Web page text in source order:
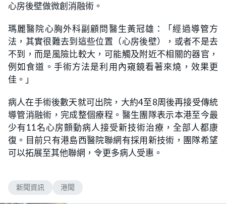
心房後壁做微創消融術。
瑪麗醫院心胸外科副顧問醫生黃冠雄：「經過導管方
法，其實很難去到這些位置（心房後壁），或者不是去
不到，而是風險比較大，可能觸及附近不相關的器官，
例如食道。手術方法是利用內窺鏡看著來燒，效果更
佳。」
病人在手術後數天就可出院，大約4至8周後再接受傳統
導管消融術，完成整個療程。醫生團隊表示本港至今最
少有11名心房顫動病人接受新技術治療，全部人都康
復。目前只有港島西醫院聯網有採用新技術，團隊希望
可以拓展至其他聯網，令更多病人受惠。
新聞資訊 港聞